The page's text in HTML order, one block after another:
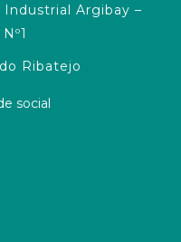
Industrial Argibay –
Ribatejo
social